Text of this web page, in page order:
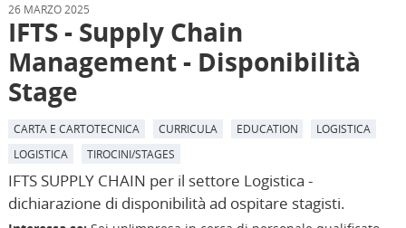
26 MARZO 2025
IFTS - Supply Chain
Management - Disponibilità
Stage
CARTA E CARTOTECNICA CURRICULA EDUCATION
LOGISTICA
LOGISTICA
TIROCINI/STAGES
IFTS SUPPLY CHAIN per il settore Logistica -
dichiarazione di disponibilità ad ospitare stagisti.